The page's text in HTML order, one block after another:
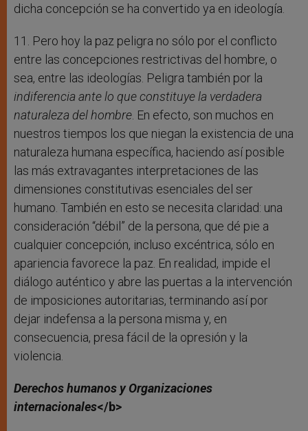
dicha concepción se ha convertido ya en ideología.
11. Pero hoy la paz peligra no sólo por el conflicto
entre las concepciones restrictivas del hombre, o
sea, entre las ideologías. Peligra también por la
indiferencia ante lo que constituye la verdadera
naturaleza del hombre. En efecto, son muchos en
nuestros tiempos los que niegan la existencia de una
naturaleza humana específica, haciendo así posible
las más extravagantes interpretaciones de las
dimensiones constitutivas esenciales del ser
humano. También en esto se necesita claridad: una
consideración “débil” de la persona, que dé pie a
cualquier concepción, incluso excéntrica, sólo en
apariencia favorece la paz. En realidad, impide el
diálogo auténtico y abre las puertas a la intervención
de imposiciones autoritarias, terminando así por
dejar indefensa a la persona misma y, en
consecuencia, presa fácil de la opresión y la
violencia.
Derechos humanos y Organizaciones
internacionales</b>